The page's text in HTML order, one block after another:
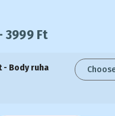
3999 Ft
- Body ruha